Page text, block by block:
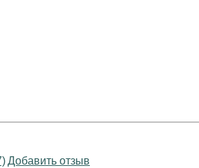
Добавить отзыв